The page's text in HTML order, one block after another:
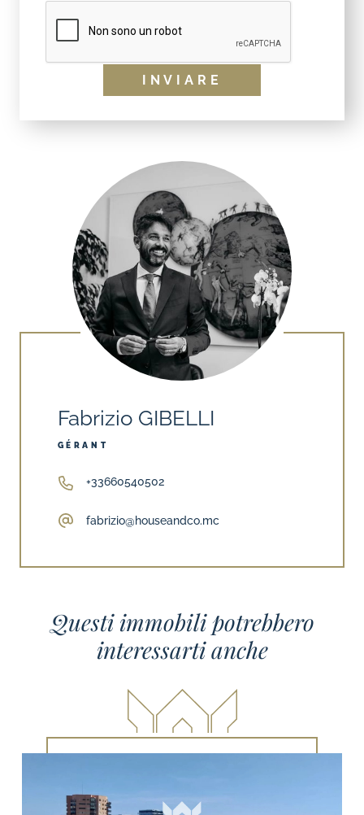
Fabrizio GIBELLI
GÉRANT
+33660540502
fabrizio@houseandco.mc
Questi immobili potrebbero
interessarti anche